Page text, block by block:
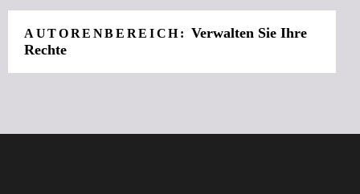
AUTORENBEREICH:Verwalten Sie Ihre
Rechte